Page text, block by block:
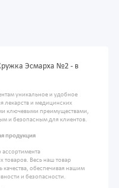
Эсмарха №2 - в
уникальное и удобное
лекарств и медицинских
ключевыми преимуществами,
и безопасным для клиентов.
продукция
ассортимента
товаров. Весь наш товар
обеспечивая нашим
и безопасности.